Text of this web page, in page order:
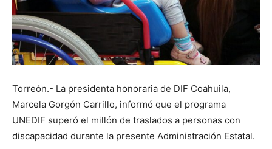
Torreón.- La presidenta honoraria de DIF Coahuila,
Marcela Gorgón Carrillo, informó que el programa
UNEDIF superó el millón de traslados a personas con
discapacidad durante la presente Administración Estatal.